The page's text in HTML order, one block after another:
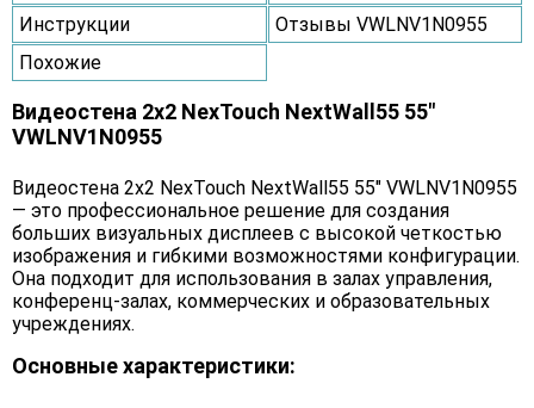
Инструкции
Отзывы VWLNV1N0955
Похожие
Видеостена 2x2 NexTouch NextWall55 55"
VWLNV1N0955
Видеостена 2x2 NexTouch NextWall55 55" VWLNV1N0955
— это профессиональное решение для создания
больших визуальных дисплеев с высокой четкостью
изображения и гибкими возможностями конфигурации.
Она подходит для использования в залах управления,
конференц-залах, коммерческих и образовательных
учреждениях.
Основные характеристики: